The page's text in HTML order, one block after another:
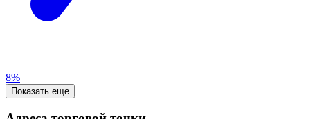
8%
Показать еще